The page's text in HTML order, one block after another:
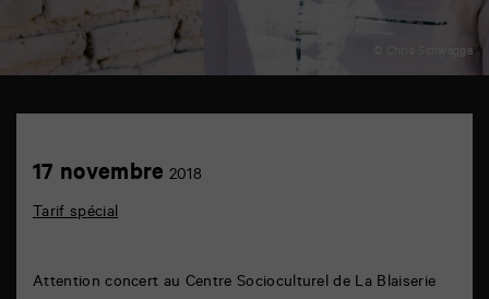
© Chris Schwagga
Marne
Achetez
en
17 novembre 2018
Tarif spécial
Attention concert au Centre Socioculturel de La Blaiserie